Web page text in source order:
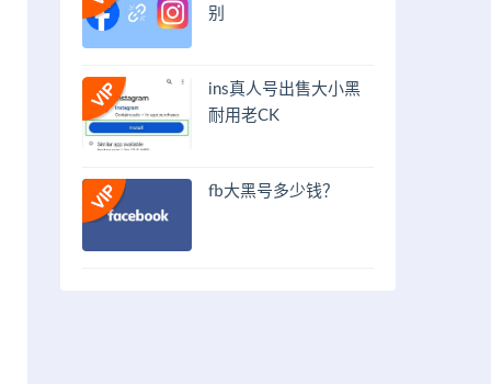
别
ins真人号出售大小黑
耐用老CK
fb大黑号多少钱？